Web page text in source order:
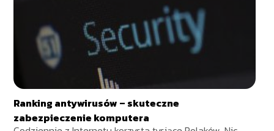
Ranking antywirusów – skuteczne
zabezpieczenie komputera